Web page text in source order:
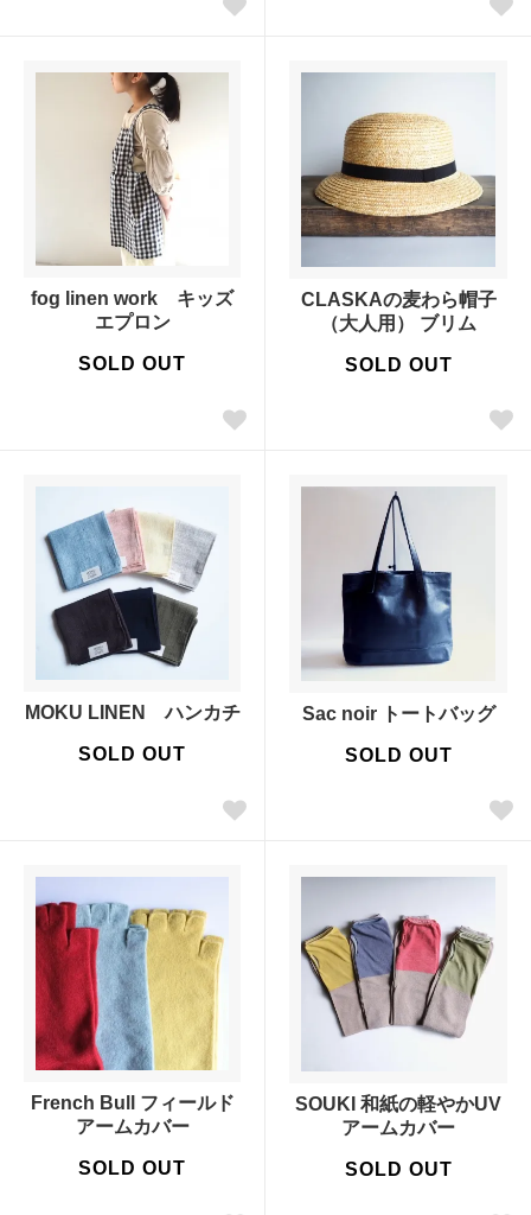
fog linen work キッズ
エプロン
SOLD OUT
CLASKAの麦わら帽子
（大人用） ブリム
SOLD OUT
MOKU LINEN ハンカチ
SOLD OUT
Sac noir トートバッグ
SOLD OUT
French Bull フィールド
アームカバー
SOLD OUT
SOUKI 和紙の軽やかUV
アームカバー
SOLD OUT